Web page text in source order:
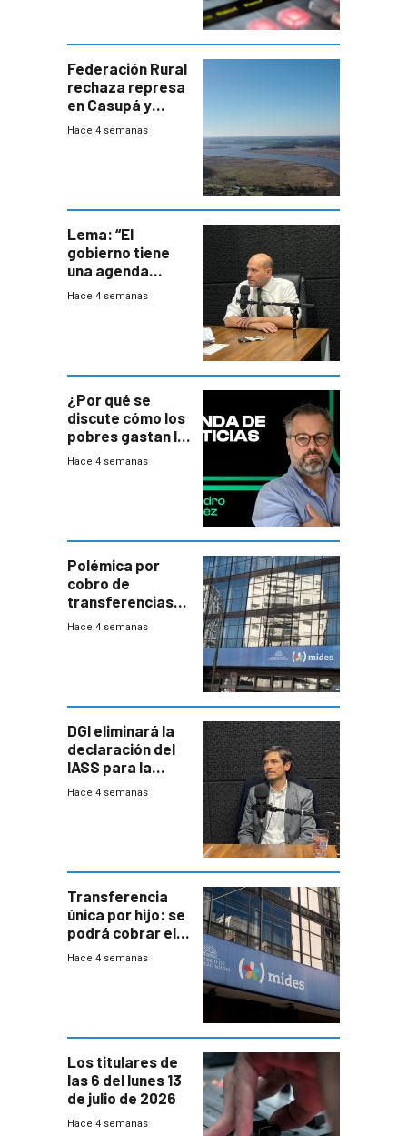
Federación Rural
rechaza represa
en Casupá y
firma demanda
Hace 4 semanas
Lema: “El
gobierno tiene
una agenda
destructiva”
Hace 4 semanas
¿Por qué se
discute cómo los
pobres gastan la
plata?
Hace 4 semanas
Polémica por
cobro de
transferencias
del Mides en
Hace 4 semanas
DGI eliminará la
declaración del
IASS para la
mayoría de los
Hace 4 semanas
Transferencia
única por hijo: se
podrá cobrar el
100% en efectivo
Hace 4 semanas
Los titulares de
las 6 del lunes 13
de julio de 2026
Hace 4 semanas